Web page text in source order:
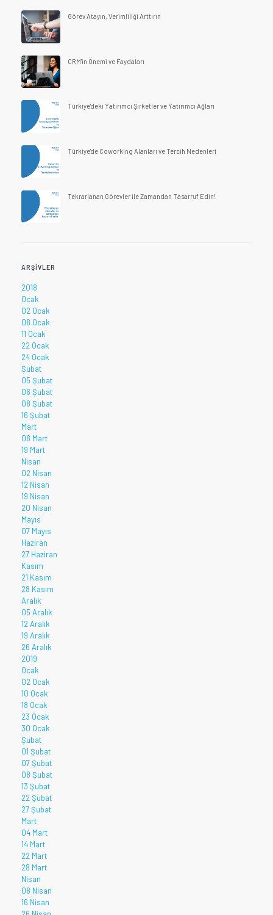
Görev Atayın, Verimliliği Arttırın
CRM'in Önemi ve Faydaları
Türkiye'deki Yatırımcı Şirketler ve Yatırımcı Ağları
Türkiye'de Coworking Alanları ve Tercih Nedenleri
Tekrarlanan Görevler ile Zamandan Tasarruf Edin!
ARŞIVLER
2018
Ocak
02 Ocak
08 Ocak
11 Ocak
22 Ocak
24 Ocak
Şubat
05 Şubat
06 Şubat
08 Şubat
16 Şubat
Mart
08 Mart
19 Mart
Nisan
02 Nisan
12 Nisan
19 Nisan
20 Nisan
Mayıs
07 Mayıs
Haziran
27 Haziran
Kasım
21 Kasım
28 Kasım
Aralık
05 Aralık
12 Aralık
19 Aralık
26 Aralık
2019
Ocak
02 Ocak
10 Ocak
18 Ocak
23 Ocak
30 Ocak
Şubat
01 Şubat
07 Şubat
08 Şubat
13 Şubat
22 Şubat
27 Şubat
Mart
04 Mart
14 Mart
22 Mart
28 Mart
Nisan
08 Nisan
16 Nisan